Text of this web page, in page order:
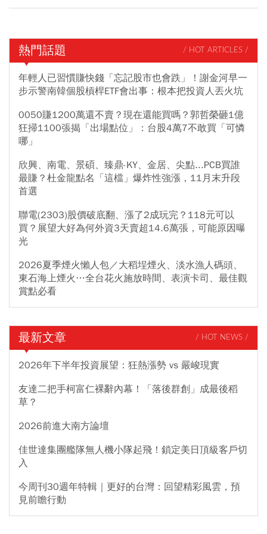
熱門話題 / HOT ARTICLES /
年輕人已習慣賺快錢「忘記股市也會跌」！謝金河早一
步示警南韓個股槓桿ETF會出事：根本把投資人丟火坑
0050賺1200萬還不賣？現在還能買嗎？郭哲榮砸1億
狂掃1100張揭「出場點位」：台股4萬7不敢買「可憐
哪」
欣興、南電、景碩、臻鼎-KY、金居、尖點...PCB買誰
最賺？杜金龍點名「這檔」爆炸性強漲，11月末升段
首選
聯電(2303)股價破底翻、漲了2成玩完？118元可以
買？展望大好為何外資3天賣超14.6萬張，可能原因曝
光
2026夏季煙火懶人包／大稻埕煙火、淡水漁人碼頭、
東石海上煙火…全台花火施放時間、表演卡司、最佳觀
賞點必看
最新文章 / HOT NEWS /
2026年下半年投資展望：狂熱漲勢 vs 嚴峻現實
友達二把手柯富仁裸辭內幕！「落後群創」成最後稻
草？
2026前進大南方論壇
佳世達集團艦隊無人機小隊起飛！鎖定美日頂級客戶切
入
今周刊30週年特輯｜更好的台灣：回望精彩風雲，預
見前瞻行動